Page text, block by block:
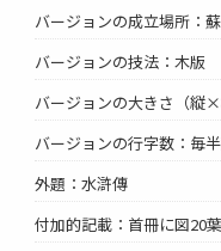
バージョンの成立場所：
バージョンの技法：木版
バージョンの大きさ（縦
バージョンの行字数：毎
外題：水滸傳
付加的記載：首冊に図20葉